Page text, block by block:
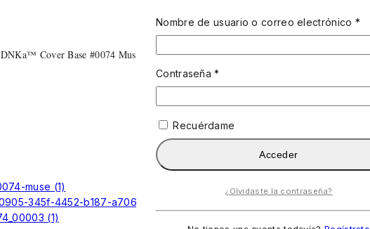
DNKa™ Cover Base #0074 Muse 12 ml
Nombre de usuario o correo electrónico *
Contraseña*
Recuérdame
Acceder
¿Olvidaste la contraseña?